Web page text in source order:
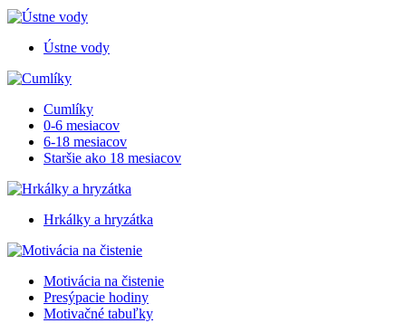
Ústne vody
Cumlíky
0-6 mesiacov
6-18 mesiacov
Staršie ako 18 mesiacov
Hrkálky a hryzátka
Motivácia na čistenie
Presýpacie hodiny
Motivačné tabuľky